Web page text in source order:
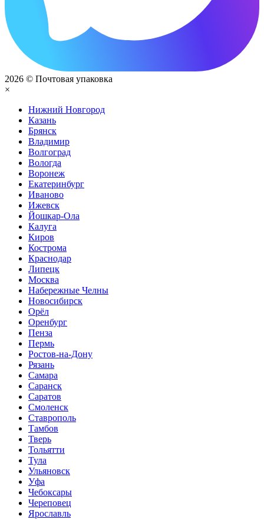
2026 © Почтовая упаковка
×
Нижний Нoвгород
Казань
Брянск
Владимир
Волгоград
Вологда
Воронеж
Екатеринбург
Иваново
Ижевск
Йошкар-Ола
Калуга
Киров
Кострома
Краснодар
Липецк
Москва
Набережные Челны
Новосибирск
Орёл
Оренбург
Пенза
Пермь
Ростов-на-Дону
Рязань
Самара
Саранск
Саратов
Смоленск
Ставрополь
Тамбов
Тверь
Тольятти
Тула
Ульяновск
Уфа
Чебоксары
Череповец
Ярославль